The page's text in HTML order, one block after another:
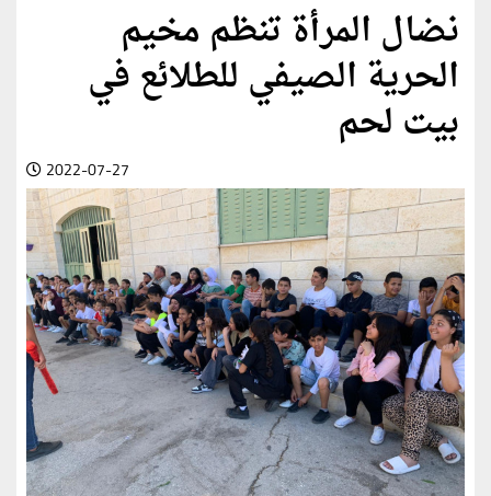
نضال المرأة تنظم مخيم
الحرية الصيفي للطلائع في
بيت لحم
2022-07-27